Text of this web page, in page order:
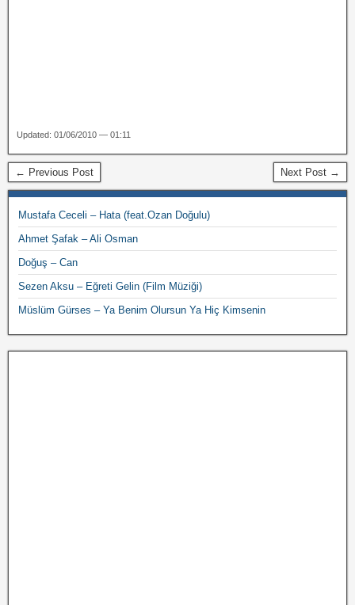
Updated: 01/06/2010 — 01:11
← Previous Post Next Post →
Mustafa Ceceli – Hata (feat.Ozan Doğulu)
Ahmet Şafak – Ali Osman
Doğuş – Can
Sezen Aksu – Eğreti Gelin (Film Müziği)
Müslüm Gürses – Ya Benim Olursun Ya Hiç Kimsenin